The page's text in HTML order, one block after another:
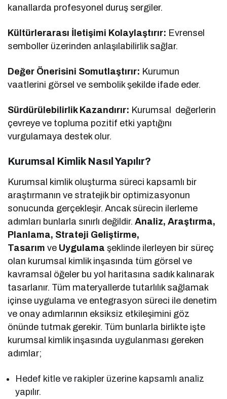
kanallarda profesyonel duruş sergiler.
Kültürlerarası İletişimi Kolaylaştırır: Evrensel
semboller üzerinden anlaşılabilirlik sağlar.
Değer Önerisini Somutlaştırır: Kurumun
vaatlerini görsel ve sembolik şekilde ifade eder.
Sürdürülebilirlik Kazandırır: Kurumsal değerlerin
çevreye ve topluma pozitif etki yaptığını
vurgulamaya destek olur.
Kurumsal Kimlik Nasıl Yapılır?
Kurumsal kimlik oluşturma süreci kapsamlı bir
araştırmanın ve stratejik bir optimizasyonun
sonucunda gerçekleşir. Ancak sürecin ilerleme
adımları bunlarla sınırlı değildir.Analiz, Araştırma,
Planlama, Strateji Geliştirme,
Tasarımve Uygulama şeklinde ilerleyen bir süreç
olan kurumsal kimlik inşasında tüm görsel ve
kavramsal öğeler bu yol haritasına sadık kalınarak
tasarlanır. Tüm materyallerde tutarlılık sağlamak
içinse uygulama ve entegrasyon süreci ile denetim
ve onay adımlarının eksiksiz etkileşimini göz
önünde tutmak gerekir. Tüm bunlarla birlikte işte
kurumsal kimlik inşasında uygulanması gereken
adımlar;
Hedef kitle ve rakipler üzerine kapsamlı analiz
yapılır.